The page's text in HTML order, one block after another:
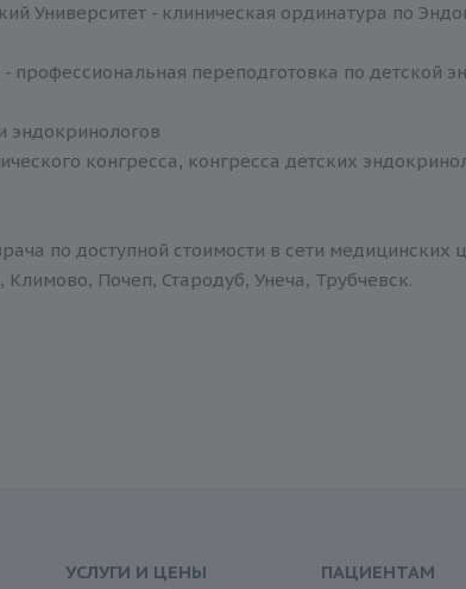
Университет - клиническая ординатура по
профессиональная переподготовка по детской
эндокринологов
конгресса, конгресса детских
по доступной стоимости в сети медицинских
Почеп, Стародуб, Унеча, Трубчевск.
УСЛУГИ И ЦЕНЫ ПАЦИЕНТАМ